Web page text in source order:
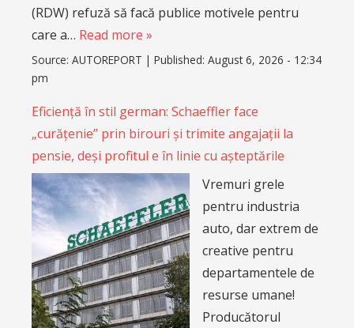
(RDW) refuză să facă publice motivele pentru
care a… Read more »
Source: AUTOREPORT | Published: August 6, 2026 - 12:34
pm
Eficiență în stil german: Schaeffler face
„curățenie” prin birouri și trimite angajații la
pensie, deși profitul e în linie cu așteptările
Vremuri grele
pentru industria
auto, dar extrem de
creative pentru
departamentele de
resurse umane!
Producătorul